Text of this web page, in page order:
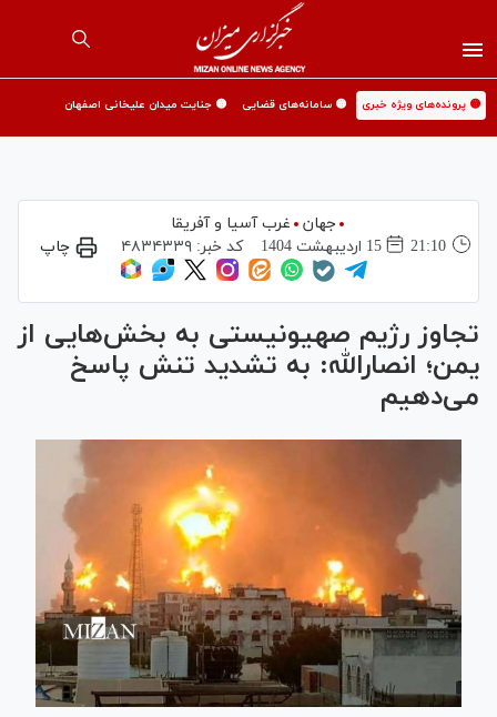
🟡 پرونده‌های ویژه خبری 🟡 سامانه‌های قضایی 🟡 جنایت میدان علیخانی اصفهان
جهان
غرب آسیا و آفریقا
21:10
15 ارديبهشت 1404 کد خبر: ۴۸۳۴۳۳۹ چاپ
تجاوز رژیم صهیونیستی به بخش‌هایی از
یمن؛ انصارالله: به تشدید تنش پاسخ
می‌دهیم